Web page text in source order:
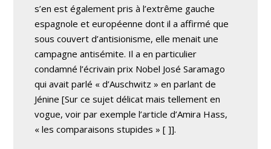
s’en est également pris à l’extrême gauche
espagnole et européenne dont il a affirmé que
sous couvert d’antisionisme, elle menait une
campagne antisémite. Il a en particulier
condamné l’écrivain prix Nobel José Saramago
qui avait parlé « d’Auschwitz » en parlant de
Jénine[Sur ce sujet délicat mais tellement en
vogue, voir par exemple l’article d’Amira Hass,
« les comparaisons stupides » [ ]].